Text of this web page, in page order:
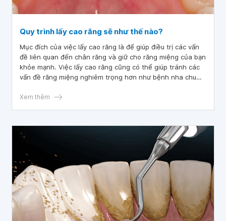
Quy trình lấy cao răng sẽ như thế nào?
Mục đích của việc lấy cao răng là để giúp điều trị các vấn
đề liên quan đến chân răng và giữ cho răng miệng của bạn
khỏe mạnh. Việc lấy cao răng cũng có thể giúp tránh các
vấn đề răng miệng nghiêm trọng hơn như bệnh nha chu
điều trị nha khoa là rất lớn. Nếu không điều trị kịp thời, các
lấy cao răng giúp loại bỏ các vấn đề này và giữ cho răng
của bạn khỏe mạnh hơn.
Xem thêm